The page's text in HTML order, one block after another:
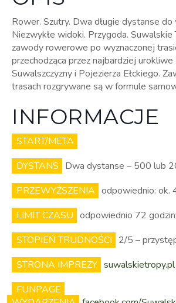
Rower. Szutry. Dwa długie dystanse do
Niezwykłe widoki. Przygoda. Suwalskie
zawody rowerowe po wyznaczonej
przechodząca przez najbardziej urokliwe
Suwalszczyzny i Pojezierza Ełckiego.
trasach rozgrywane są w formule
INFORMACJE
START/META
DYSTANS Dwa dystanse – 500 lub
PRZEWYŻSZENIA odpowiednio: ok.
LIMIT CZASU odpowiednio 72
STOPIEŃ TRUDNOŚCI 2/5 –
STRONA IMPREZY suwalskietropy.pl
FUNPAGE